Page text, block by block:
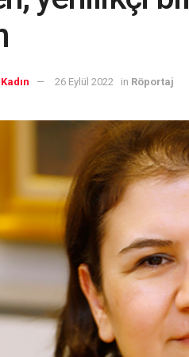
26 Eylül 2022 in Röportaj